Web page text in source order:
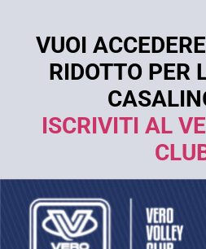
VUOI
RIDOTTO PER
ISCRIVITI AL